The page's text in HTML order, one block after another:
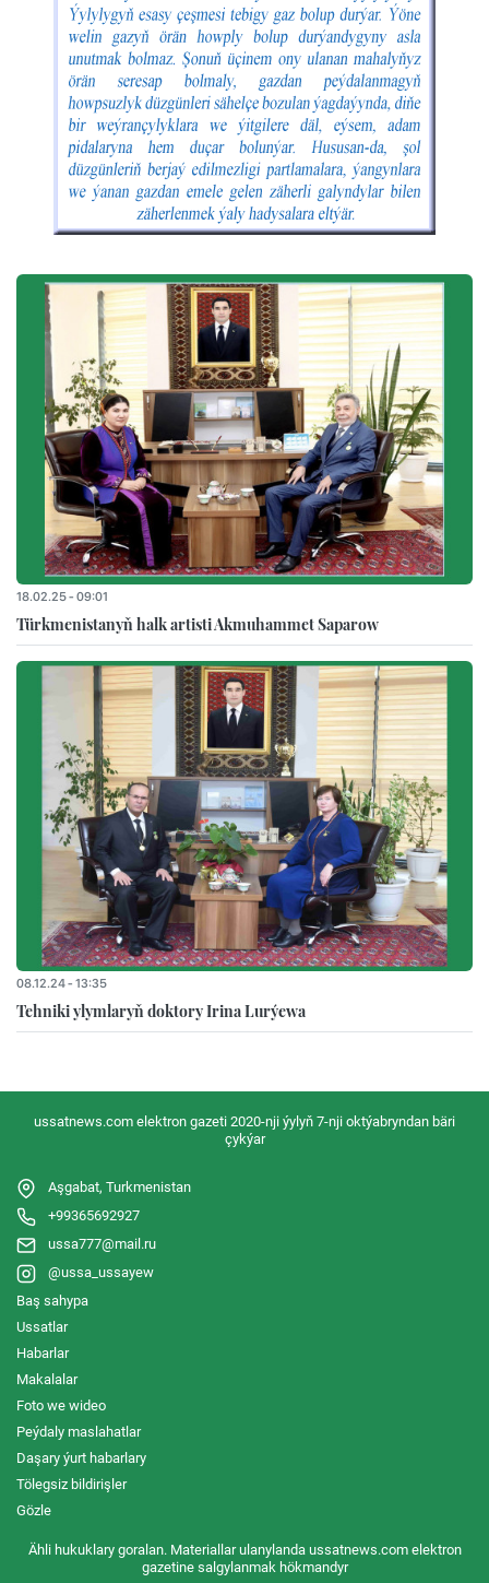
18.02.25 - 09:01
Türkmenistanyň halk artisti Akmuhammet Saparow
08.12.24 - 13:35
Tehniki ylymlaryň doktory Irina Lurýewa
ussatnews.com elektron gazeti 2020-nji ýylyň 7-nji oktýabryndan bäri
çykýar
Aşgabat, Turkmenistan
+99365692927
ussa777@mail.ru
@ussa_ussayew
Baş sahypa
Ussatlar
Habarlar
Makalalar
Foto we wideo
Peýdaly maslahatlar
Daşary ýurt habarlary
Tölegsiz bildirişler
Gözle
Ähli hukuklary goralan. Materiallar ulanylanda ussatnews.com elektron
gazetine salgylanmak hökmandyr